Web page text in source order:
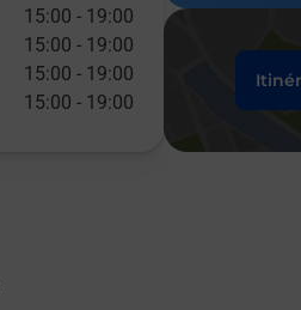
15:00 - 19:00
15:00 - 19:00
15:00 - 19:00
15:00 - 19:00